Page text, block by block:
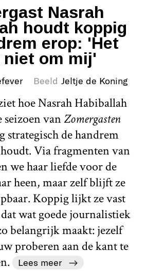
Nasrah
houdt koppig
erop: 'Het
niet om mij'
Beeld Jeltje de Koning
hoe Nasrah Habiballah
seizoen vanZomergasten
strategisch de handrem
Via fragmenten van
we haar liefde voor de
heen, maar zelf blijft ze
Koppig lijkt ze vast
wat goede journalistiek
belangrijk maakt: jezelf
proberen aan de kant te
Lees meer